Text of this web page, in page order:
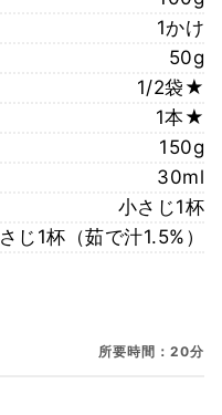
1かけ
50g
1/2袋★
1本★
150g
30ml
小さじ1杯
じ1杯（茹で汁1.5%）
所要時間：20分